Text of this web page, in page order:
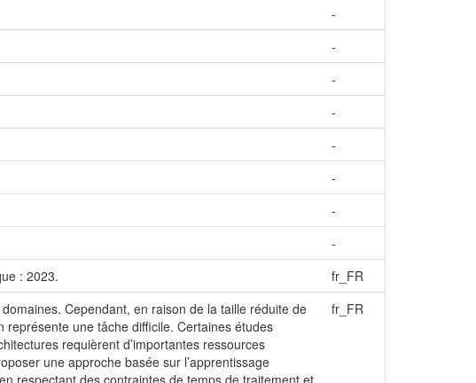
-
-
-
-
-
-
-
-
: 2023.
fr_FR
Cependant, en raison de la taille réduite de
représente une tâche difficile. Certaines études
requièrent d’importantes ressources
une approche basée sur l’apprentissage
respectant des contraintes de temps de traitement et
fr_FR